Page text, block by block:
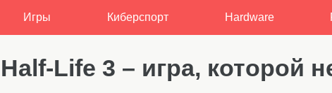
Игры Киберспорт Hardware
Half-Life 3 – игра, которой